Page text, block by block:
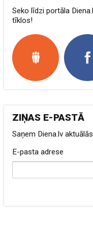
Seko līdzi portāla
tīklos!
ZIŅAS E-PASTĀ
Saņem Diena.lv
E-pasta adrese